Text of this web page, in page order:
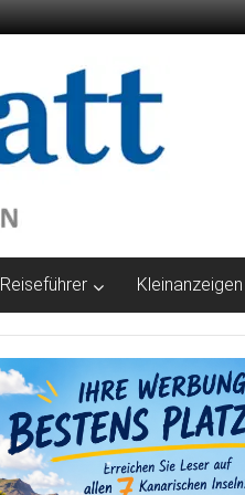
Reiseführer Kleinanzeigen